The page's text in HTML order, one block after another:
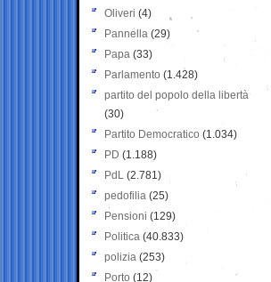
Oliveri (4)
Pannella (29)
Papa (33)
Parlamento (1.428)
partito del popolo della libertà
(30)
Partito Democratico (1.034)
PD (1.188)
PdL (2.781)
pedofilia (25)
Pensioni (129)
Politica (40.833)
polizia (253)
Porto (12)